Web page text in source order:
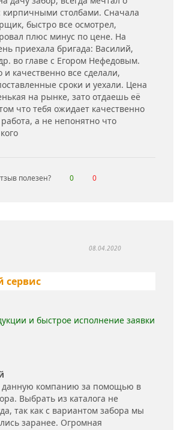
кирпичными столбами. Сначала
быстро все осмотрел,
плюс минус по цене. На
приехала бригада: Василий,
во главе с Егором Нефедовым.
и качественно все сделали,
сроки и уехали. Цена
на рынке, зато отдаешь её
что тебя ожидает качественно
а не непонятно что
полезен? 0 0
08.04.2020
сервис
и быстрое исполнение заявки
данную компанию за помощью в
Выбрать из каталога не
так как с вариантом забора мы
заранее. Огромная